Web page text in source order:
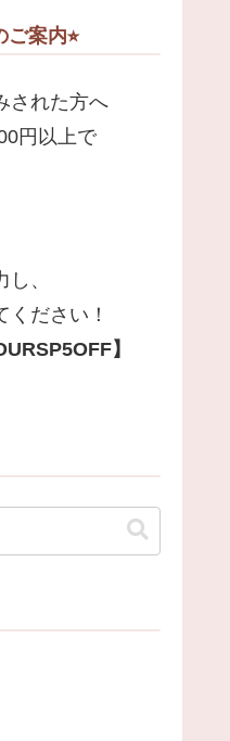
ご案内⭐︎
された方へ
円以上で
、
ください！
】